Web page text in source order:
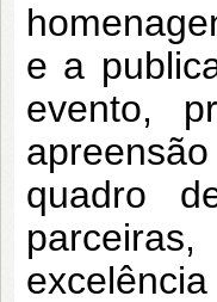
e a
evento,
quadro